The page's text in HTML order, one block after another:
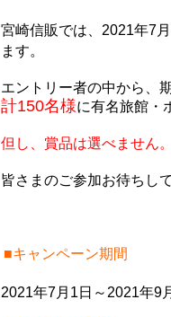
宮崎信販では、2021年7
ます。
エントリー者の中から、
計150名様に有名旅館・
但し、賞品は選べません。
皆さまのご参加お待ちし
■キャンペーン期間
2021年7月1日～2021年9